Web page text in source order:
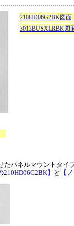
210HD06G2BK図面
3013BUSXLRBK図
パネルマウントタイ
】 と
【